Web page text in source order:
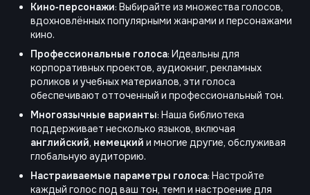
Кино‑персонажи: Выбирайте из множества голосов,
вдохновлённых популярными жанрами и персонажами
кино.
Профессиональные голоса: Идеальны для
корпоративных проектов, аудиокниг, рекламных
роликов и учебных материалов, эти голоса
обеспечивают отточенный и профессиональный тон.
Многоязычные варианты: Наша библиотека
поддерживает несколько языков, включая
английский, немецкий и многие другие, обслуживая
глобальную аудиторию.
Настраиваемые параметры голоса: Настройте
каждый голос под ваш тон, темп и настроение для